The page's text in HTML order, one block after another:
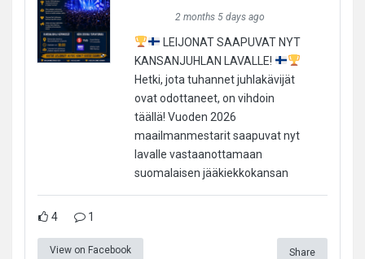
2 months 5 days ago
LEIJONAT SAAPUVAT NYT
KANSANJUHLAN LAVALLE!
Hetki, jota tuhannet juhlakävijät
ovat odottaneet, on vihdoin
täällä! Vuoden 2026
maailmanmestarit saapuvat nyt
lavalle vastaanottamaan
suomalaisen jääkiekkokansan
4 1
View on Facebook Share